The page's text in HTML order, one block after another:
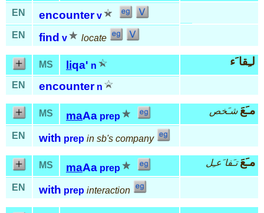
EN encounter v
EN
find v locate
MS liqa' n لـِقا َء
EN encounter n
MS maAa prep مـَعَ شـَخص
EN with prep in sb's company
MS maAa prep مـَعَ تـَفا َعـِل
EN with prep interaction